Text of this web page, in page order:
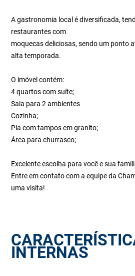
A gastronomia local é diversificada,
restaurantes com
moquecas deliciosas, sendo um ponto
alta temporada.
O imóvel contém:
4 quartos com suíte;
Sala para 2 ambientes
Cozinha;
Pia com tampos em granito;
Área para churrasco;
Excelente escolha para você e sua
Entre em contato com a equipe da
uma visita!
INTERNAS